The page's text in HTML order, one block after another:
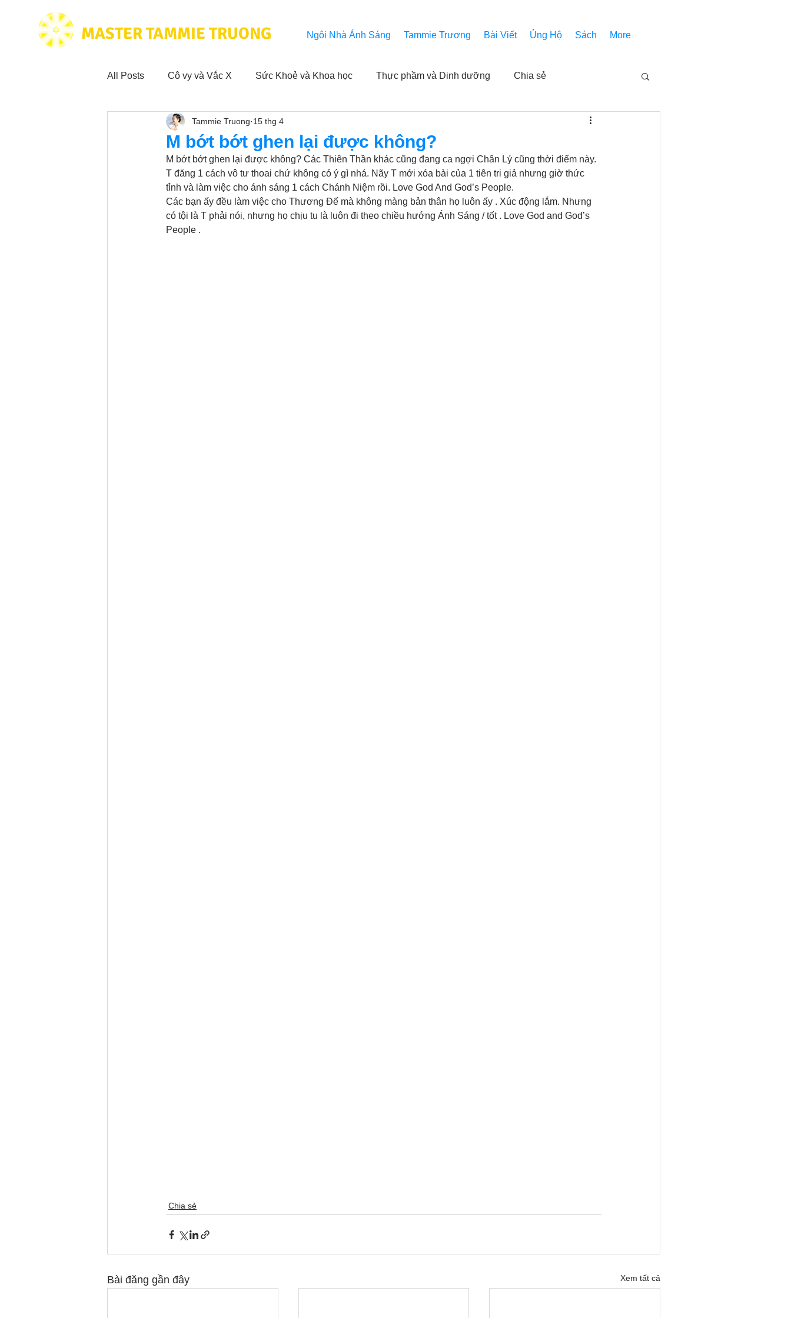
MASTER TAMMIE TRUONG Ngôi Nhà Ánh Sáng Tammie Trương Bài Viết Ủng Hộ Sách More
All Posts Cô vy và Vắc X Sức Khoẻ và Khoa học Thực phầm và Dinh dưỡng Chia sẻ
Hoạt động vì cộng đồng Trải nghiệm của người xem Các bài pháp
Trích dẫn hay trong Sách CL&NL Thành tựu Các thông báo Góc chân thiện mỹ Nhóm Thiên Nhãn
Phim Tâm Linh Hoạt động hằng ngày của Tammie Hỏi và Đáp Trích dẫn trong kinh thánh Âm Nhạc
M bớt bớt ghen lại được không?
Tammie Truong 15 thg 4
M bớt bớt ghen lại được không? Các Thiên Thần khác cũng đang ca ngợi Chân Lý cũng thời điểm này.
T đăng 1 cách vô tư thoai chứ không có ý gì nhá. Nãy T mới xóa bài của 1 tiên tri giả nhưng giờ thức
tỉnh và làm việc cho ánh sáng 1 cách Chánh Niệm rồi. Love God And God’s People.
Các bạn ấy đều làm việc cho Thương Đế mà không màng bản thân họ luôn ấy . Xúc động lắm. Nhưng
có tội là T phải nói, nhưng họ chịu tu là luôn đi theo chiều hướng Ánh Sáng / tốt . Love God and God’s
People .
Chia sẻ
Bài đăng gần đây Xem tất cả